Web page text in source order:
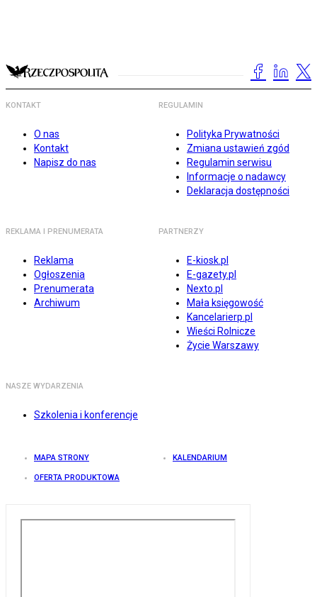
KONTAKT
O nas
Kontakt
Napisz do nas
REGULAMIN
Polityka Prywatności
Zmiana ustawień zgód
Regulamin serwisu
Informacje o nadawcy
Deklaracja dostępności
REKLAMA I PRENUMERATA
Reklama
Ogłoszenia
Prenumerata
Archiwum
PARTNERZY
E-kiosk.pl
E-gazety.pl
Nexto.pl
Mała księgowość
Kancelarierp.pl
Wieści Rolnicze
Życie Warszawy
NASZE WYDARZENIA
Szkolenia i konferencje
MAPA STRONY KALENDARIUM
OFERTA PRODUKTOWA